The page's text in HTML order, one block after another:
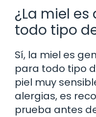
¿La miel
todo tipo
Sí, la miel es
para todo tipo
piel muy
alergias, es
prueba antes